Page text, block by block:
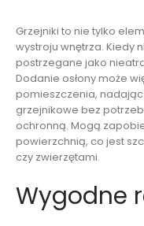
Grzejniki to nie tylko
wystroju wnętrza. Kiedy
postrzegane jako
Dodanie osłony może
pomieszczenia, nadając
grzejnikowe bez
ochronną. Mogą
powierzchnią, co jest
czy zwierzętami.
Wygodne